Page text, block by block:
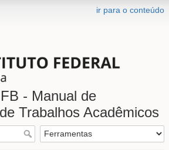
ir para o conteúdo
- Manual de
Trabalhos Acadêmicos